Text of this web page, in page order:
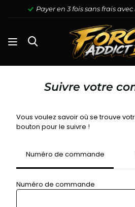
Payer en 3 fois sans frais
Suivre votre
Vous voulez savoir où se trouve
bouton pour le suivre !
Numéro de commande
Numéro de commande